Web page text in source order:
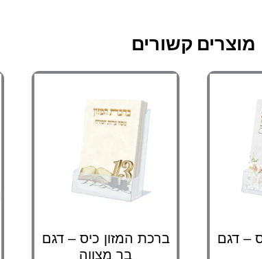
מוצרים קשורים
– דגם
טווח
ברכת המזון כיס – דגם
בר מצווה
יש
סוגים.
ניתן
האפשרויות
בעמוד